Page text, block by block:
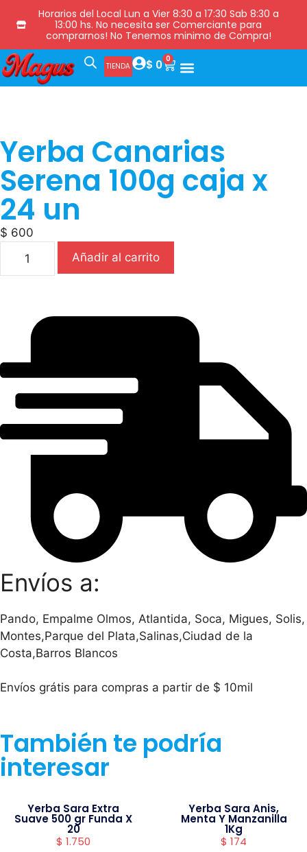
Horarios del Local Lun a Vier 8:30 a 17:30 Sab 8:30 a
13:00 hs. No necesita ser Comerciante para
comprarnos! No Tenemos minimo de Compra!
TIENDA $ 0 0
Yerba Canarias
Serena 100g caja x
24 un
$ 600
Añadir al carrito
Envíos a:
Pando, Empalme Olmos, Atlantida, Soca, Migues, Solis,
Montes,Parque del Plata,Salinas,Ciudad de la
Costa,Barros Blancos
Envíos grátis para compras a partir de $ 10mil
También te podría
interesar
Yerba Sara Extra
Suave 500 gr Funda X
20
$ 1.750
Yerba Sara Anis,
Menta Y Manzanilla
1Kg
$ 174